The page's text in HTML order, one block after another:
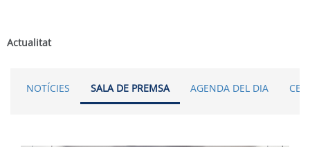
Actualitat
NOTÍCIES SALA DE PREMSA AGENDA DEL DIA